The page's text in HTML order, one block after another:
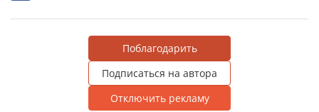
Поблагодарить
Подписаться на автора
Отключить рекламу